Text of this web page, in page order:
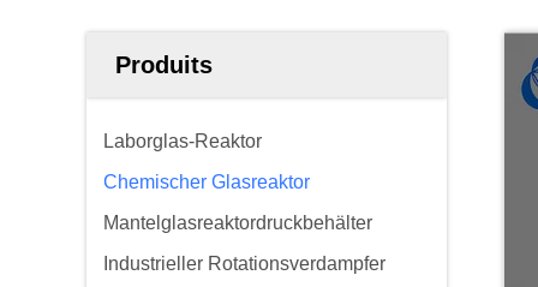
Produits
Laborglas-Reaktor
Chemischer Glasreaktor
Mantelglasreaktordruckbehälter
Industrieller Rotationsverdampfer